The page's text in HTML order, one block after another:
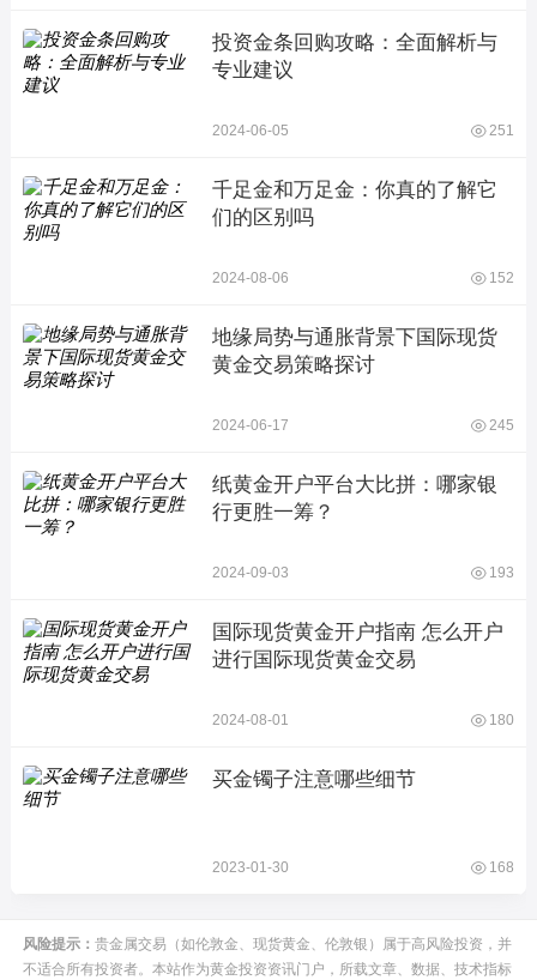
投资金条回购攻略：全面解析与
专业建议
2024-06-05 251
千足金和万足金：你真的了解它
们的区别吗
2024-08-06 152
地缘局势与通胀背景下国际现货
黄金交易策略探讨
2024-06-17 245
纸黄金开户平台大比拼：哪家银
行更胜一筹？
2024-09-03 193
国际现货黄金开户指南 怎么开户
进行国际现货黄金交易
2024-08-01 180
买金镯子注意哪些细节
2023-01-30 168
风险提示： 贵金属交易（如伦敦金、现货黄金、伦敦银）属于高风险投资，并
不适合所有投资者。本站作为黄金投资资讯门户，所载文章、数据、技术指标